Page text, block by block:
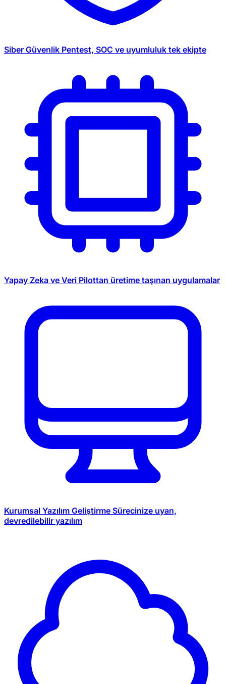
Siber Güvenlik Pentest, SOC ve uyumluluk tek ekipte
Yapay Zeka ve Veri Pilottan üretime taşınan uygulamalar
Kurumsal Yazılım Geliştirme Sürecinize uyan,
devredilebilir yazılım